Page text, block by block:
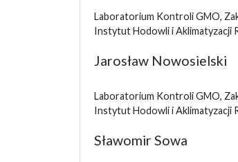
Laboratorium Kontroli GMO,
Instytut Hodowli i Aklimatyzacji
Jarosław Nowosielski
Laboratorium Kontroli GMO,
Instytut Hodowli i Aklimatyzacji
Sławomir Sowa